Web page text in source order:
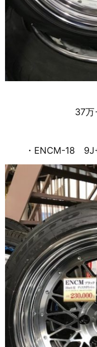
37
・ENCM-18